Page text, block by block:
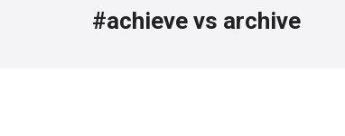
#achieve vs archive